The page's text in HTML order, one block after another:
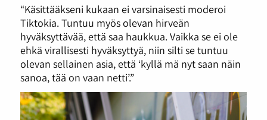
“Käsittääkseni kukaan ei varsinaisesti moderoi
Tiktokia. Tuntuu myös olevan hirveän
hyväksyttävää, että saa haukkua. Vaikka se ei ole
ehkä virallisesti hyväksyttyä, niin silti se tuntuu
olevan sellainen asia, että ‘kyllä mä nyt saan näin
sanoa, tää on vaan netti’.”